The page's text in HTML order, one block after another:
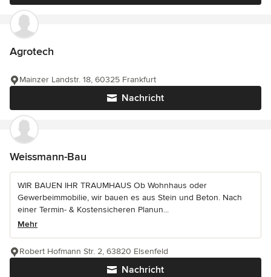
Agrotech
Nachricht
Mainzer Landstr. 18, 60325 Frankfurt
Weissmann-Bau
WIR BAUEN IHR TRAUMHAUS Ob Wohnhaus oder
Gewerbeimmobilie, wir bauen es aus Stein und Beton. Nach
einer Termin- & Kostensicheren Planun...
Mehr
Nachricht
Robert Hofmann Str. 2, 63820 Elsenfeld